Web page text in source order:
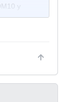
y
probado
si se